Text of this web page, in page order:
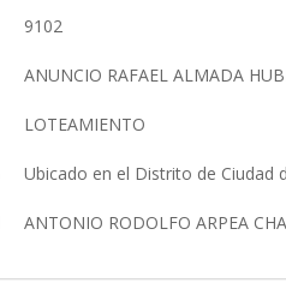
9102
ANUNCIO RAFAEL ALMADA
LOTEAMIENTO
Ubicado en el Distrito de Ciudad
ANTONIO RODOLFO ARPEA